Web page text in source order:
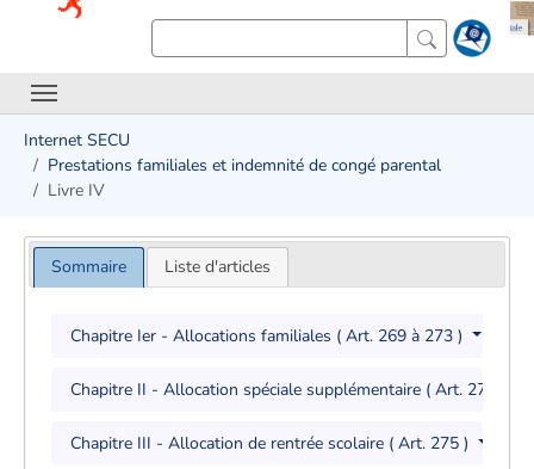
Internet SECU
Prestations familiales et indemnité de congé parental
Livre IV
Sommaire Liste d'articles
Chapitre Ier - Allocations familiales ( Art. 269 à 273 )
Chapitre II - Allocation spéciale supplémentaire ( Art. 274 )
Chapitre III - Allocation de rentrée scolaire ( Art. 275 )